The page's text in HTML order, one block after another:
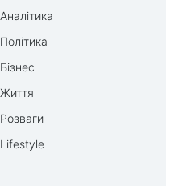
Аналітика
Політика
Бізнес
Життя
Розваги
Lifestyle